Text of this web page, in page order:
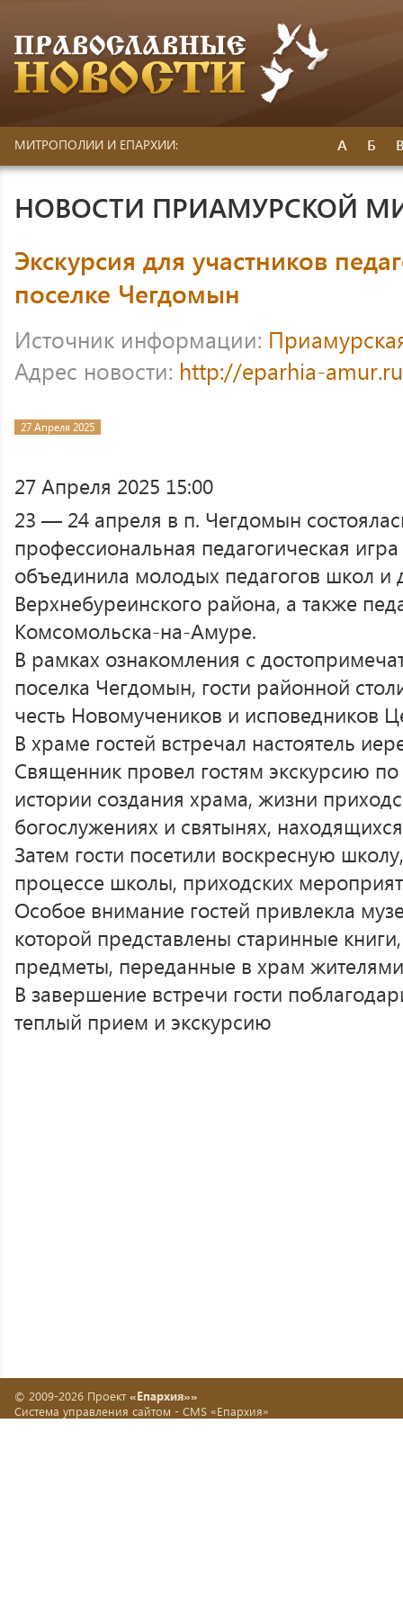
МИТРОПОЛИИ И ЕПАРХИИ: А Б
НОВОСТИ ПРИАМУРСКОЙ
Экскурсия для участников
поселке Чегдомын
Источник информации:
Адрес новости: http://eparhia-
27 Апреля 2025
27 Апреля 2025 15:00
23 — 24 апреля в п. Чегдомын
профессиональная педагогическая
объединила молодых педагогов школ и
Верхнебуреинского района, а также
Комсомольска-на-Амуре.
В рамках ознакомления с
поселка Чегдомын, гости районной
честь Новомучеников и исповедников
В храме гостей встречал настоятель
Священник провел гостям экскурсию
истории создания храма, жизни
богослужениях и святынях,
Затем гости посетили воскресную
процессе школы, приходских
Особое внимание гостей привлекла
которой представлены старинные
предметы, переданные в храм
В завершение встречи гости
теплый прием и экскурсию
© 2009-2026 Проект «Епархия»»
Система управления сайтом - CMS «Епархия»